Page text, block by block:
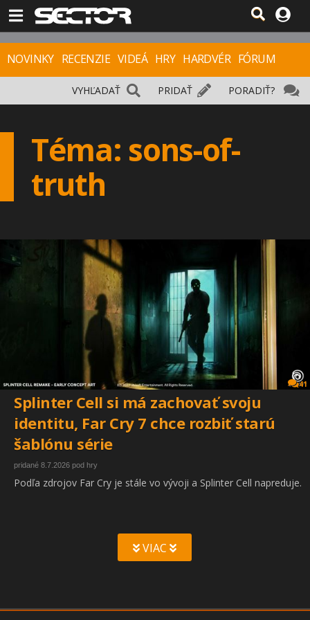
NOVINKY RECENZIE VIDEÁ HRY HARDVÉR FÓRUM
PORADIŤ?
PRIDAŤ
VYHĽADAŤ
Téma: sons-of-
truth
41
Splinter Cell si má zachovať svoju
identitu, Far Cry 7 chce rozbiť starú
šablónu série
pridané 8.7.2026 pod hry
Podľa zdrojov Far Cry je stále vo vývoji a Splinter Cell napreduje.
VIAC